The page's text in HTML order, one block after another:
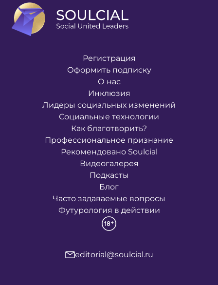
Регистрация
Оформить подписку
О нас
Инклюзия
Лидеры социальных изменений
Социальные технологии
Как благотворить?
Профессиональное признание
Рекомендовано Soulcial
Видеогалерея
Подкасты
Блог
Часто задаваемые вопросы
Футурология в действии
editorial@soulcial.ru